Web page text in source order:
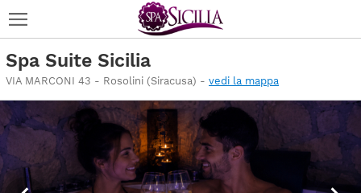
Spa Suite Sicilia
VIA MARCONI 43 - Rosolini (Siracusa) - vedi la mappa